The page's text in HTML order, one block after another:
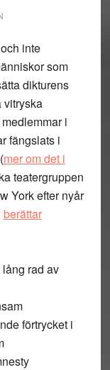
inte
som
dikturens
vitryska
i
fängslats i
mer om det i
teatergruppen
York efter nyår
berättar
rad av
förtrycket i